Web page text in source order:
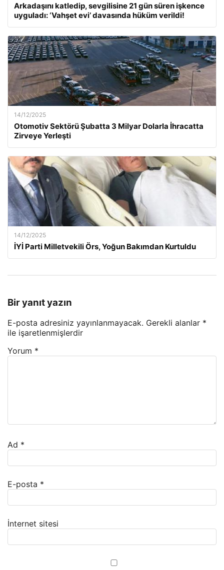
Arkadaşını katledip, sevgilisine 21 gün süren işkence
uyguladı: ‘Vahşet evi’ davasında hüküm verildi!
14/12/2025
Otomotiv Sektörü Şubatta 3 Milyar Dolarla İhracatta
Zirveye Yerleşti
14/12/2025
İYİ Parti Milletvekili Örs, Yoğun Bakımdan Kurtuldu
Bir yanıt yazın
E-posta adresiniz yayınlanmayacak. Gerekli alanlar *
ile işaretlenmişlerdir
Yorum *
Ad *
E-posta *
İnternet sitesi